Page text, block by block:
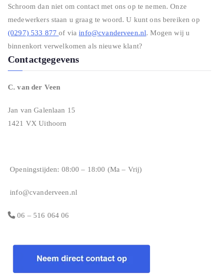
Schroom dan niet om contact met ons op te nemen. Onze
medewerkers staan u graag te woord. U kunt ons bereiken op
(0297) 533 877of viainfo@cvanderveen.nl. Mogen wij u
binnenkort verwelkomen als nieuwe klant?
Contactgegevens
C. van der Veen
Jan van Galenlaan 15
1421 VX Uithoorn
Openingstijden: 08:00 – 18:00 (Ma – Vrij)
info@cvanderveen.nl
06 – 516 064 06